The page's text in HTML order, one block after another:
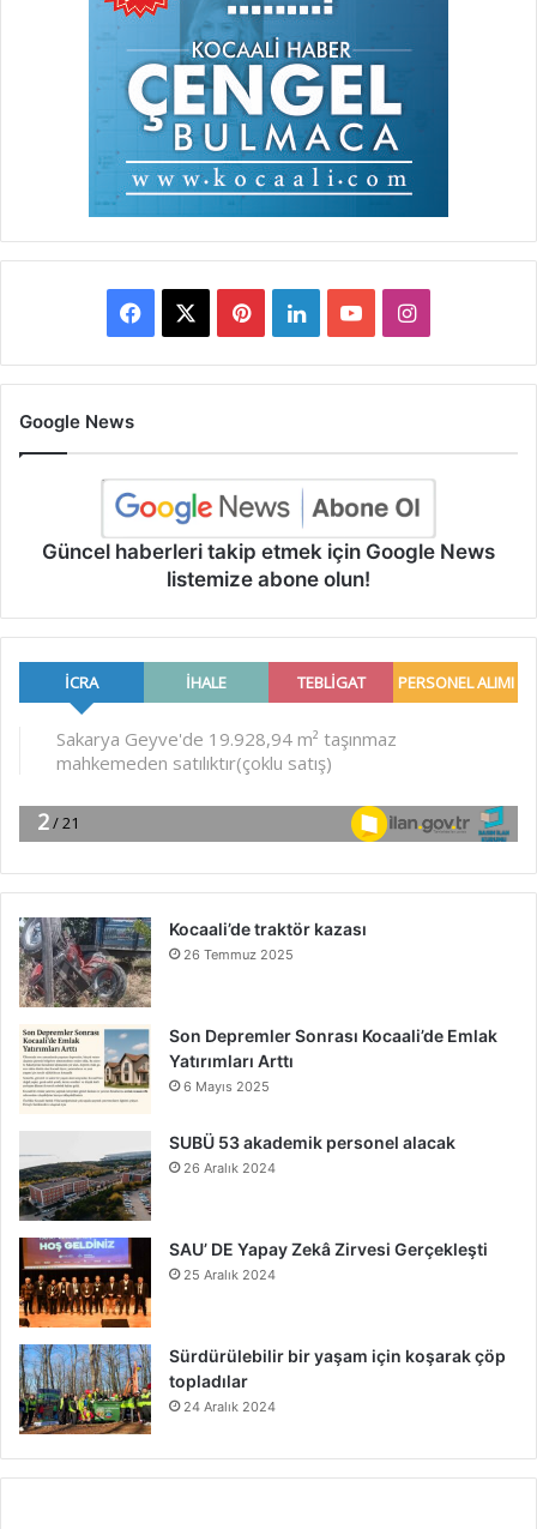
Facebook PinterestLinkedInYouTubeInstagram
Google News
Güncel haberleri takip etmek için Google News
listemize abone olun!
Kocaali’de traktör kazası
26 Temmuz 2025
Son Depremler Sonrası Kocaali’de Emlak
Yatırımları Arttı
6 Mayıs 2025
SUBÜ 53 akademik personel alacak
26 Aralık 2024
SAU’ DE Yapay Zekâ Zirvesi Gerçekleşti
25 Aralık 2024
Sürdürülebilir bir yaşam için koşarak çöp
topladılar
24 Aralık 2024